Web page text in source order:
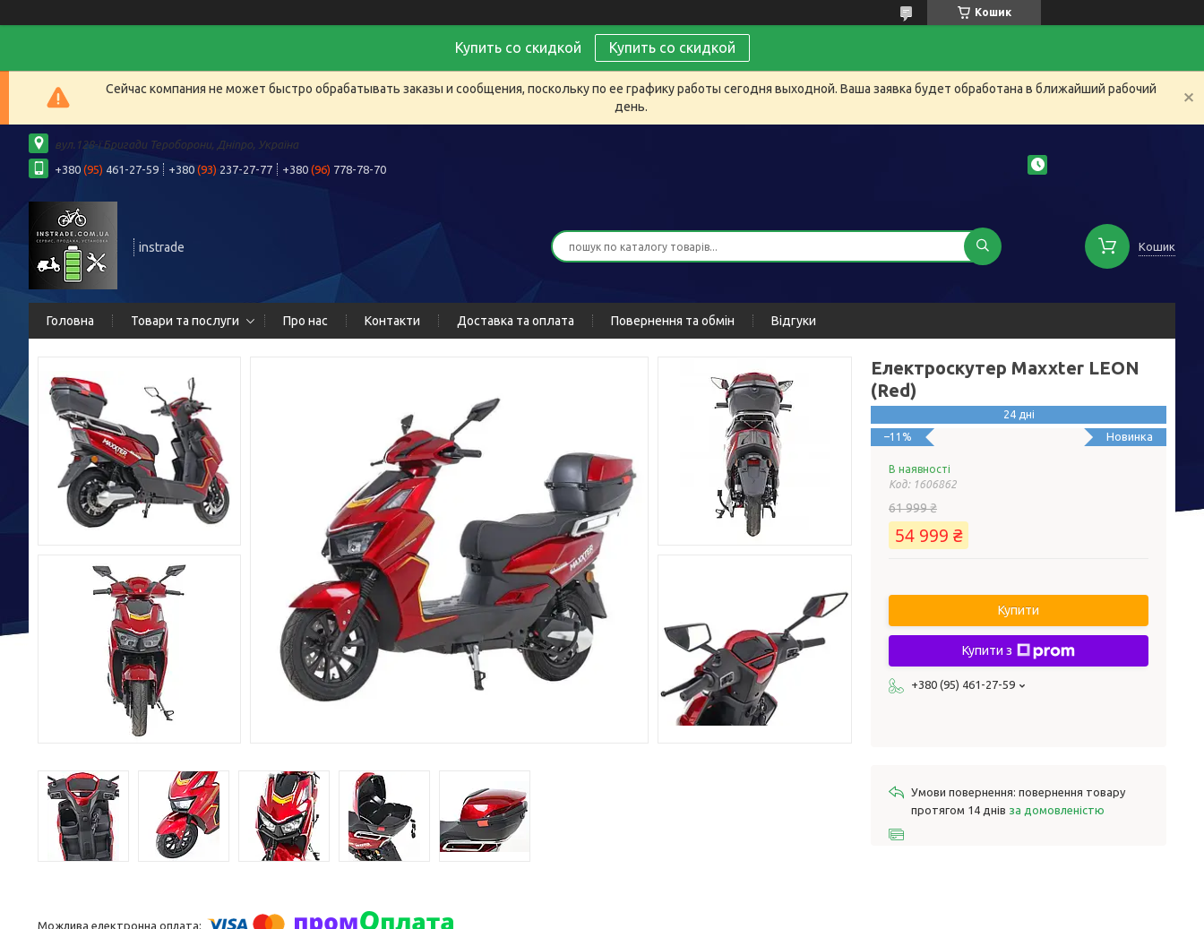
Кошик
Купить со скидкой Купить со скидкой
Сейчас компания не может быстро обрабатывать заказы и сообщения, поскольку по ее графику работы сегодня выходной. Ваша заявка будет обработана в ближайший рабочий
день.
вул.128-ї Бригади Тероборони, Дніпро, Україна
+380 (95) 461-27-59 +380 (93) 237-27-77 +380 (96) 778-78-70
instrade Кошик
Головна Товари та послуги Про нас Контакти Доставка та оплата Повернення та обмін Відгуки
Електроскутер Maxxter LEON
(Red)
Новинка
24 дні
–11%
В наявності
Код: 1606862
61 999 ₴
54 999 ₴
Купити
Купити з
+380 (95) 461-27-59
повернення товару
протягом 14 днів за домовленістю